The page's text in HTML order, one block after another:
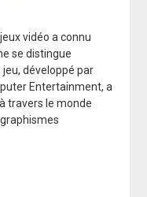
vidéo a connu
se distingue
développé par
Entertainment, a
travers le monde